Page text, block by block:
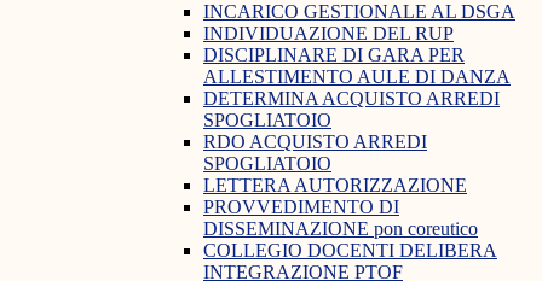
INCARICO GESTIONALE AL DSGA
INDIVIDUAZIONE DEL RUP
DISCIPLINARE DI GARA PER
ALLESTIMENTO AULE DI DANZA
DETERMINA ACQUISTO ARREDI
SPOGLIATOIO
RDO ACQUISTO ARREDI
SPOGLIATOIO
LETTERA AUTORIZZAZIONE
PROVVEDIMENTO DI
DISSEMINAZIONE pon coreutico
COLLEGIO DOCENTI DELIBERA
INTEGRAZIONE PTOF